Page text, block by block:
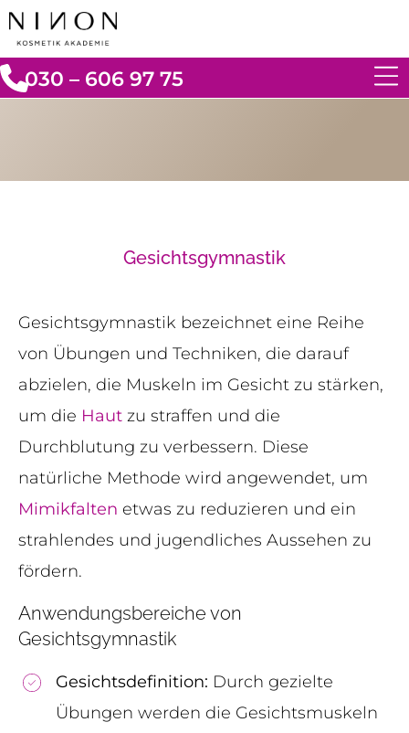
030 – 606 97 75
Gesichtsgymnastik
Gesichtsgymnastik bezeichnet eine Reihe
von Übungen und Techniken, die darauf
abzielen, die Muskeln im Gesicht zu stärken,
um die Haut zu straffen und die
Durchblutung zu verbessern. Diese
natürliche Methode wird angewendet, um
Mimikfalten etwas zu reduzieren und ein
strahlendes und jugendliches Aussehen zu
fördern.
Anwendungsbereiche von
Gesichtsgymnastik
Gesichtsdefinition: Durch gezielte
Übungen werden die Gesichtsmuskeln